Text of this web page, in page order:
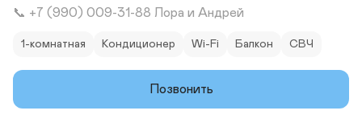
📞 +7 (990) 009-31-88 Лора и Андрей
1-комнатная Кондиционер Wi-Fi Балкон СВЧ
Позвонить